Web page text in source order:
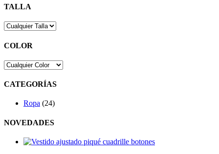
TALLA
COLOR
CATEGORÍAS
Ropa (24)
NOVEDADES